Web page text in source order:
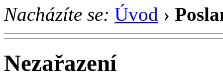
Nacházíte se: Úvod ›
Nezařazení